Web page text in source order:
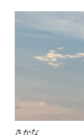
さかな